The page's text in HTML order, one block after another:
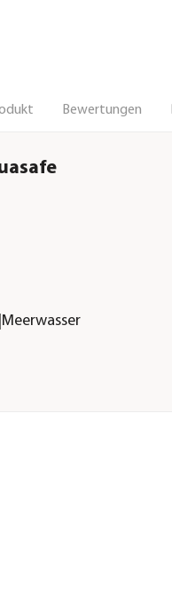
Bewertungen